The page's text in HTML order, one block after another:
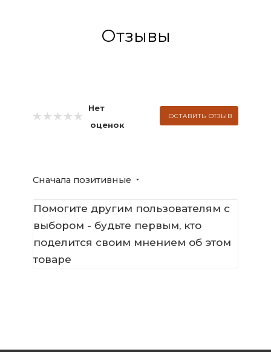
Отзывы
Нет
оценок
ОСТАВИТЬ ОТЗЫВ
Сначала позитивные
Помогите другим пользователям с
выбором - будьте первым, кто
поделится своим мнением об этом
товаре